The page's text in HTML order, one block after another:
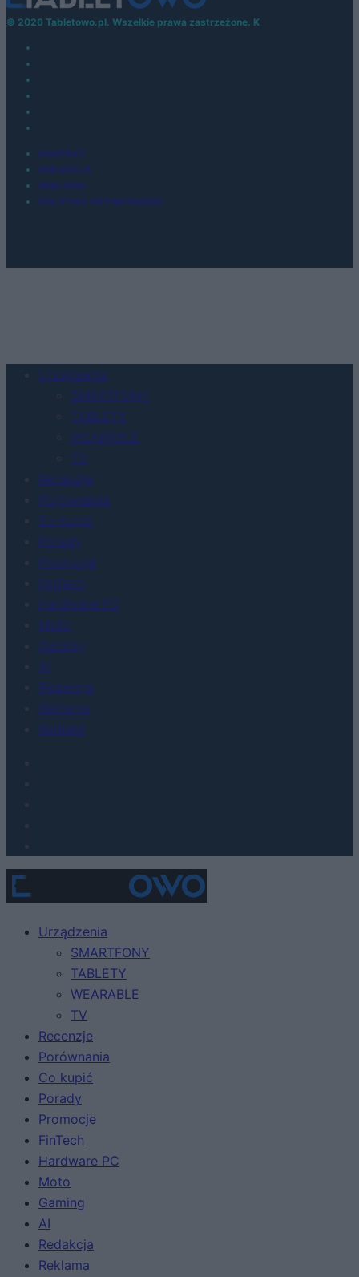
© 2026 Tabletowo.pl. Wszelkie prawa zastrzeżone. K
KONTAKT
REDAKCJA
REKLAMA
POLITYKA PRYWATNOŚCI
Urządzenia
SMARTFONY
TABLETY
WEARABLE
TV
Recenzje
Porównania
Co kupić
Porady
Promocje
FinTech
Hardware PC
Moto
Gaming
AI
Redakcja
Reklama
Kontakt
Urządzenia
SMARTFONY
TABLETY
WEARABLE
TV
Recenzje
Porównania
Co kupić
Porady
Promocje
FinTech
Hardware PC
Moto
Gaming
AI
Redakcja
Reklama